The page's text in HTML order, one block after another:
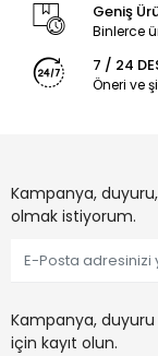
Geniş
Binlerce
7 / 24
Öneri ve
Kampanya,
olmak istiyorum.
Kampanya,
için kayıt olun.